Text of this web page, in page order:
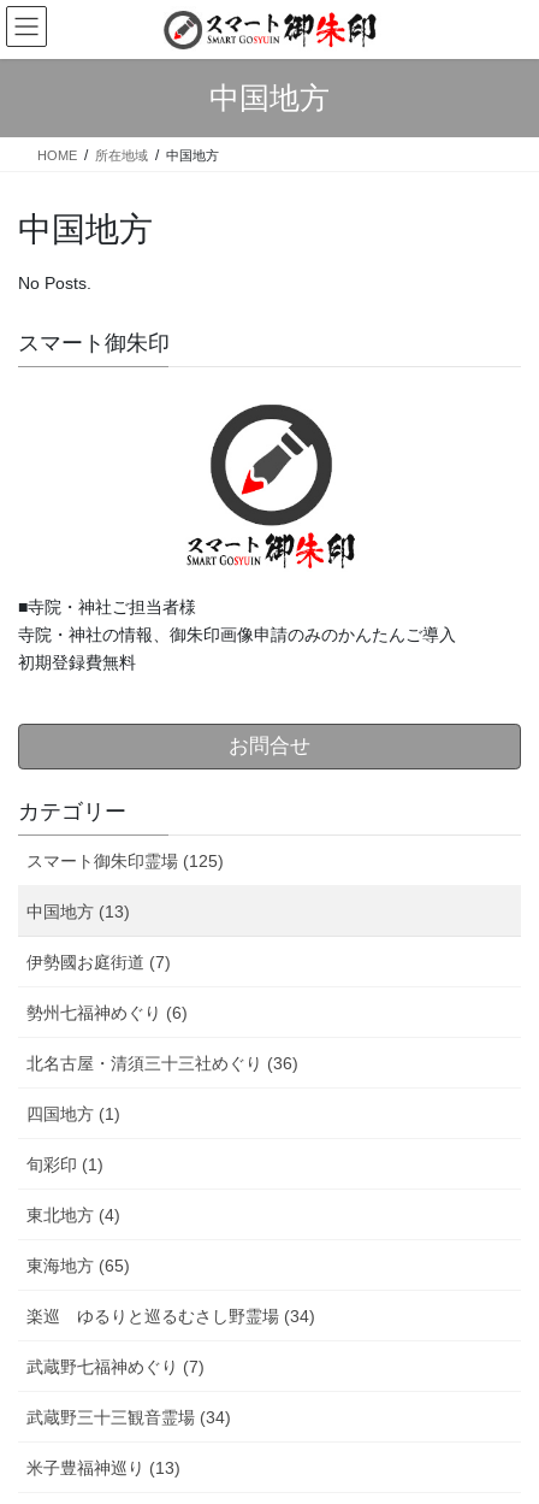
Skip
the
Skip
the
中国地方
HOME 所在地域 中国地方
中国地方
No Posts.
スマート御朱印
■寺院・神社ご担当者様
寺院・神社の情報、御朱印画像申請のみのかんたんご導入
初期登録費無料
お問合せ
カテゴリー
スマート御朱印霊場 (125)
中国地方 (13)
伊勢國お庭街道 (7)
勢州七福神めぐり (6)
北名古屋・清須三十三社めぐり (36)
四国地方 (1)
旬彩印 (1)
東北地方 (4)
東海地方 (65)
楽巡 ゆるりと巡るむさし野霊場 (34)
武蔵野七福神めぐり (7)
武蔵野三十三観音霊場 (34)
米子豊福神巡り (13)